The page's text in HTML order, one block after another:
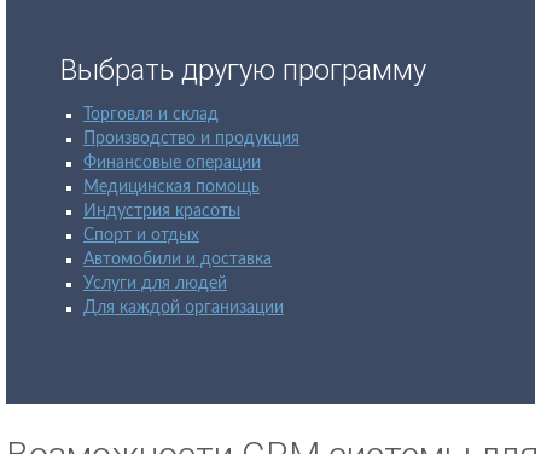
Выбрать другую программу
Торговля и склад
Производство и продукция
Финансовые операции
Медицинская помощь
Индустрия красоты
Спорт и отдых
Автомобили и доставка
Услуги для людей
Для каждой организации